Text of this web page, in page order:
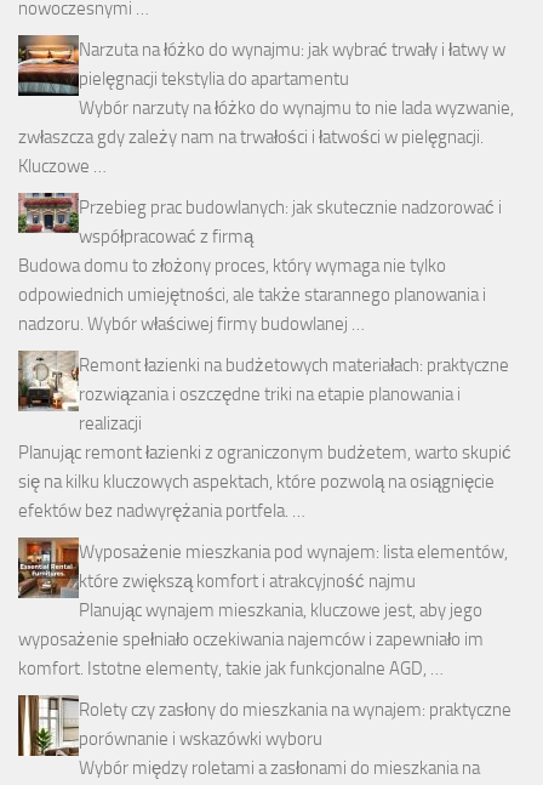
nowoczesnymi …
Narzuta na łóżko do wynajmu: jak wybrać trwały i łatwy w
pielęgnacji tekstylia do apartamentu
Wybór narzuty na łóżko do wynajmu to nie lada wyzwanie,
zwłaszcza gdy zależy nam na trwałości i łatwości w pielęgnacji.
Kluczowe …
Przebieg prac budowlanych: jak skutecznie nadzorować i
współpracować z firmą
Budowa domu to złożony proces, który wymaga nie tylko
odpowiednich umiejętności, ale także starannego planowania i
nadzoru. Wybór właściwej firmy budowlanej …
Remont łazienki na budżetowych materiałach: praktyczne
rozwiązania i oszczędne triki na etapie planowania i
realizacji
Planując remont łazienki z ograniczonym budżetem, warto skupić
się na kilku kluczowych aspektach, które pozwolą na osiągnięcie
efektów bez nadwyrężania portfela. …
Wyposażenie mieszkania pod wynajem: lista elementów,
które zwiększą komfort i atrakcyjność najmu
Planując wynajem mieszkania, kluczowe jest, aby jego
wyposażenie spełniało oczekiwania najemców i zapewniało im
komfort. Istotne elementy, takie jak funkcjonalne AGD, …
Rolety czy zasłony do mieszkania na wynajem: praktyczne
porównanie i wskazówki wyboru
Wybór między roletami a zasłonami do mieszkania na